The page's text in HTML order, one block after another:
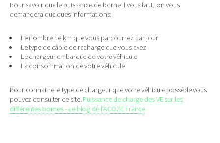
Pour savoir quelle puissance de borne il vous faut, on vous
demandera quelques informations:
Le nombre de km que vous parcourrez par jour
Le type de câble de recharge que vous avez
Le chargeur embarqué de votre véhicule
La consommation de votre véhicule
Pour connaitre le type de chargeur que votre véhicule possède vous
pouvez consulter ce site: Puissance de charge des VE sur les
différentes bornes - Le blog de l'ACOZE France